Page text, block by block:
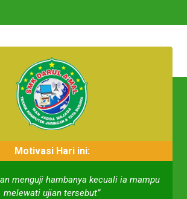
Motivasi Hari ini:
menguji hambanya kecuali ia mampu
melewati ujian tersebut”